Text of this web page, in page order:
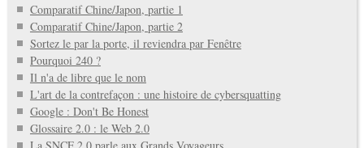
Comparatif Chine/Japon, partie 1
Comparatif Chine/Japon, partie 2
Sortez le par la porte, il reviendra par Fenêtre
Pourquoi 240 ?
Il n'a de libre que le nom
L'art de la contrefaçon : une histoire de cybersquatting
Google : Don't Be Honest
Glossaire 2.0 : le Web 2.0
La SNCF 2.0 parle aux Grands Voyageurs